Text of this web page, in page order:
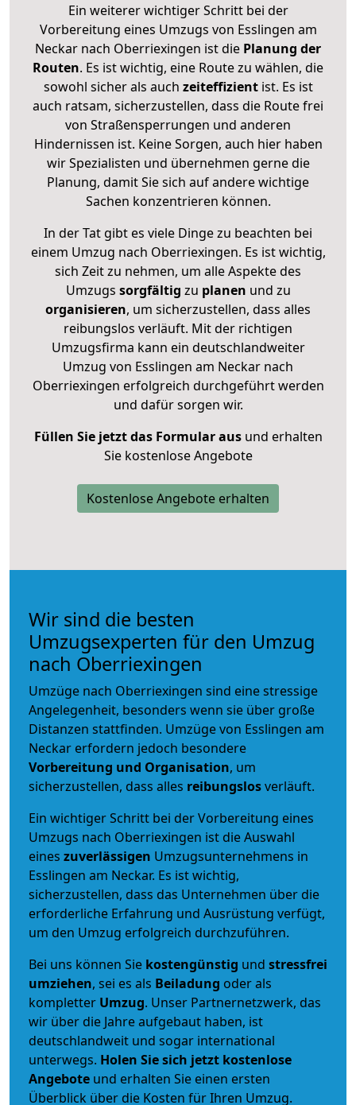
Ein weiterer wichtiger Schritt bei der
Vorbereitung eines Umzugs von Esslingen am
Neckar nach Oberriexingen ist die Planung der
Routen. Es ist wichtig, eine Route zu wählen, die
sowohl sicher als auch zeiteffizientist. Es ist
auch ratsam, sicherzustellen, dass die Route frei
von Straßensperrungen und anderen
Hindernissen ist. Keine Sorgen, auch hier haben
wir Spezialisten und übernehmen gerne die
Planung, damit Sie sich auf andere wichtige
Sachen konzentrieren können.
In der Tat gibt es viele Dinge zu beachten bei
einem Umzug nach Oberriexingen. Es ist wichtig,
sich Zeit zu nehmen, um alle Aspekte des
Umzugs sorgfältig zu planen und zu
organisieren, um sicherzustellen, dass alles
reibungslos verläuft. Mit der richtigen
Umzugsfirma kann ein deutschlandweiter
Umzug von Esslingen am Neckar nach
Oberriexingen erfolgreich durchgeführt werden
und dafür sorgen wir.
Füllen Sie jetzt das Formular ausund erhalten
Sie kostenlose Angebote
Kostenlose Angebote erhalten
Wir sind die besten
Umzugsexperten für den Umzug
nach Oberriexingen
Umzüge nach Oberriexingen sind eine stressige
Angelegenheit, besonders wenn sie über große
Distanzen stattfinden. Umzüge von Esslingen am
Neckar erfordern jedoch besondere
Vorbereitung und Organisation, um
sicherzustellen, dass alles reibungslosverläuft.
Ein wichtiger Schritt bei der Vorbereitung eines
Umzugs nach Oberriexingen ist die Auswahl
eines zuverlässigen Umzugsunternehmens in
Esslingen am Neckar. Es ist wichtig,
sicherzustellen, dass das Unternehmen über die
erforderliche Erfahrung und Ausrüstung verfügt,
um den Umzug erfolgreich durchzuführen.
Bei uns können Sie kostengünstig und stressfrei
umziehen, sei es als Beiladung oder als
kompletter Umzug. Unser Partnernetzwerk, das
wir über die Jahre aufgebaut haben, ist
deutschlandweit und sogar international
unterwegs. Holen Sie sich jetzt kostenlose
Angebote und erhalten Sie einen ersten
Überblick über die Kosten für Ihren Umzug.